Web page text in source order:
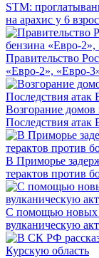
STM:
на арахис у 6
Правительство
«Евро-2», «Евро-
Возгорание
Последствия
В Приморье
терактов против
С помощью новых
вулканическую